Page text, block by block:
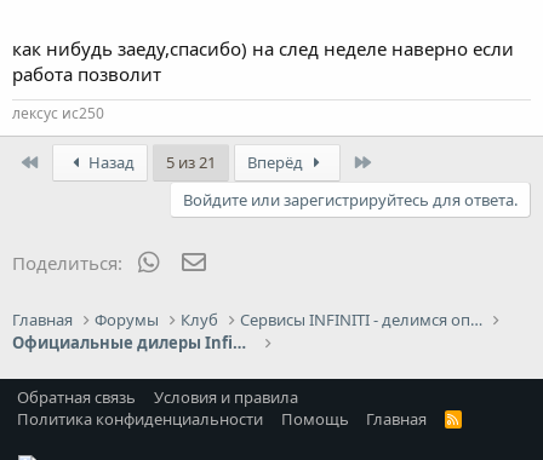
как нибудь заеду,спасибо) на след неделе наверно если
работа позволит
лексус ис250
Назад 5 из 21 Вперёд
Войдите или зарегистрируйтесь для ответа.
Поделиться: WhatsApp
Главная Форумы Клуб
Сервисы INFINITI - делимся опытом
Официальные дилеры Infiniti
Обратная связь
Условия и правила
Политика конфиденциальности
Помощь Главная
R